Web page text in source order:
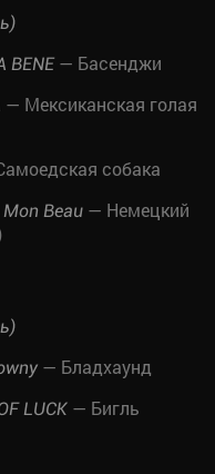
BENE — Басенджи
— Мексиканская голая
собака
Beau — Немецкий
— Бладхаунд
LUCK — Бигль